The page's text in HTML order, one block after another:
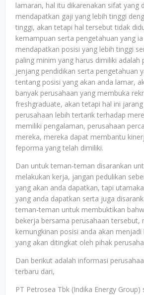
lamaran, hal itu dikarenakan sifat yang
mendapatkan gaji yang lebih tinggi
tinggi, akan tetapi hal tersebut tidak
kemampuan serta pengetahuan yang
mendapatkan posisi yang lebih tinggi
paling minim yang harus dimiliki adalah
jenjang pendidikan serta pengetahuan
tentang posisi yang akan anda lamar,
banyak perusahaan yang membuka
freshgraduate, akan tetapi hal ini
perusahaan lebih tertarik terhadap
memiliki pengalaman, perusahaan
mereka, mereka dapat membantu
feporma yang telah dimiliki.
Dan untuk teman-teman disarankan
melakukan kerja, jangan pedulikan
yang akan anda dapatkan, tapi
yang anda dapatkan serta juga
teman-teman untuk membuktikan
bekerja bersama perusahaan tersebut,
kemungkinan posisi anda akan
yang akan ditingkat oleh pihak
Dan berikut adalah informasi
terbaru dari,
PT Petrosea Tbk (Indika Energy Group)